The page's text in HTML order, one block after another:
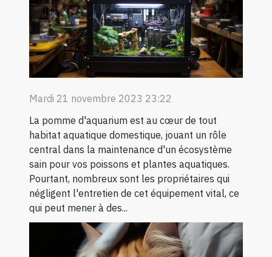
Mardi 21 novembre 2023 23:22
La pomme d'aquarium est au cœur de tout
habitat aquatique domestique, jouant un rôle
central dans la maintenance d'un écosystème
sain pour vos poissons et plantes aquatiques.
Pourtant, nombreux sont les propriétaires qui
négligent l'entretien de cet équipement vital, ce
qui peut mener à des...